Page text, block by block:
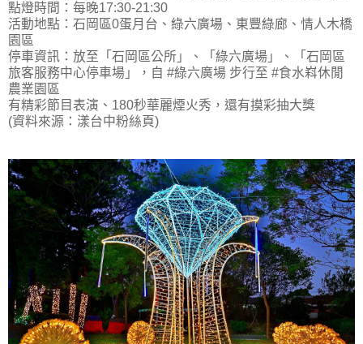
點燈時間：每晚17:30-21:30
活動地點：石岡區0蛋月台、綠六廣場、東豐綠廊、情人木橋
園區
停車資訊：放至「石岡區公所」、「綠六廣場」、「石岡區
旅客服務中心停車場」，自 #綠六廣場 步行至 #食水嵙休閒
農業園區
有精彩節目表演、180秒華麗煙火秀，還有摸彩抽大獎
(資料來源：漾台中粉絲頁)